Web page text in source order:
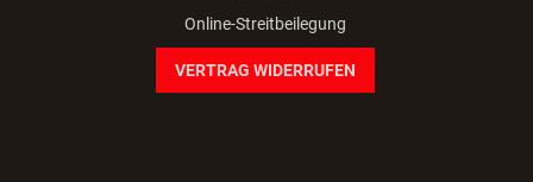
Online-Streitbeilegung
VERTRAG WIDERRUFEN